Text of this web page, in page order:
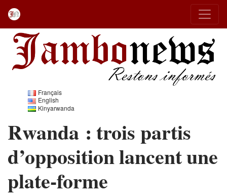
Français
English
Kinyarwanda
Rwanda : trois partis
d’opposition lancent une
plate-forme